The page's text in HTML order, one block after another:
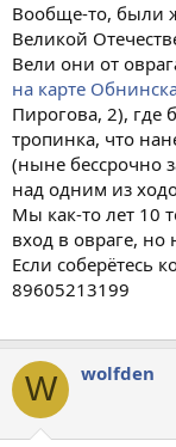
Вообще-то, были
Великой
Вели они от
на карте
Пирогова, 2), где
тропинка, что
(ныне бессрочно
над одним из
Мы как-то лет 10
вход в овраге, но
Если соберётесь
89605213199
W wolfden